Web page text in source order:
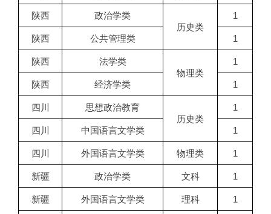
陕西
政治学类
历史类
1
陕西 公共管理类 1
陕西
法学类
物理类
1
陕西 经济学类 1
四川
思想政治教育
历史类
1
四川 中国语言文学类 1
四川 外国语言文学类 物理类 1
新疆 政治学类 文科 1
新疆 外国语言文学类 理科 1